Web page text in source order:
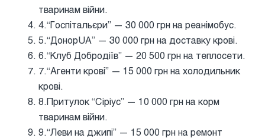
тваринам війни.
4.“Госпітальєри” — 30 000 грн на реанімобус.
5.“ДонорUA” — 30 000 грн на доставку крові.
6.“Клуб Добродіїв” — 20 500 грн на теплосети.
7.“Агенти крові” — 15 000 грн на холодильник
крові.
8.Притулок “Сіріус” — 10 000 грн на корм
тваринам війни.
9.“Леви на джипі” — 15 000 грн на ремонт